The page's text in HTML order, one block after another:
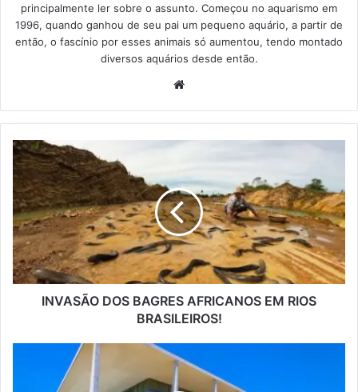
principalmente ler sobre o assunto. Começou no aquarismo em
1996, quando ganhou de seu pai um pequeno aquário, a partir de
então, o fascínio por esses animais só aumentou, tendo montado
diversos aquários desde então.
Website
INVASÃO DOS BAGRES AFRICANOS EM RIOS
BRASILEIROS!